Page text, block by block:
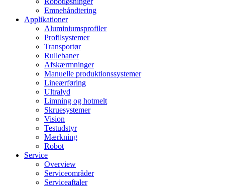
Emnehåndtering
Applikationer
Aluminiumsprofiler
Profilsystemer
Transportør
Rullebaner
Afskærmninger
Manuelle produktionssystemer
Lineærføring
Ultralyd
Limning og hotmelt
Skruesystemer
Vision
Testudstyr
Mærkning
Robot
Service
Overview
Serviceområder
Serviceaftaler